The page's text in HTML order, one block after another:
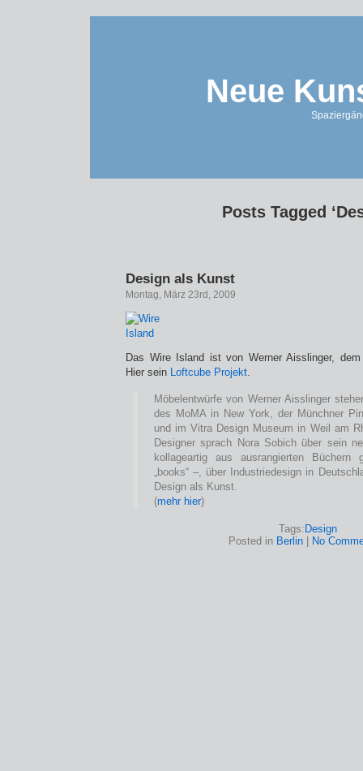
Neue
Posts Tagged
Design als Kunst
Montag, März 23rd, 2009
Das Wire Island ist von Werner Aisslinger,
Hier sein Loftcube Projekt.
Möbelentwürfe von Werner Aisslinger
des MoMA in New York, der Münchner
und im Vitra Design Museum in Weil am
Designer sprach Nora Sobich über sein
kollageartig aus ausrangierten Büchern
„books“ –, über Industriedesign in
Design als Kunst.
(mehr hier)
Tags: Design
Posted in Berlin| No